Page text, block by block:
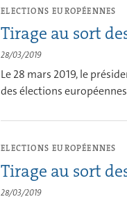
ELECTIONS EUROPÉENNES
Tirage au sort
28/03/2019
Le 28 mars 2019, le
des élections
ELECTIONS EUROPÉENNES
Tirage au sort
28/03/2019